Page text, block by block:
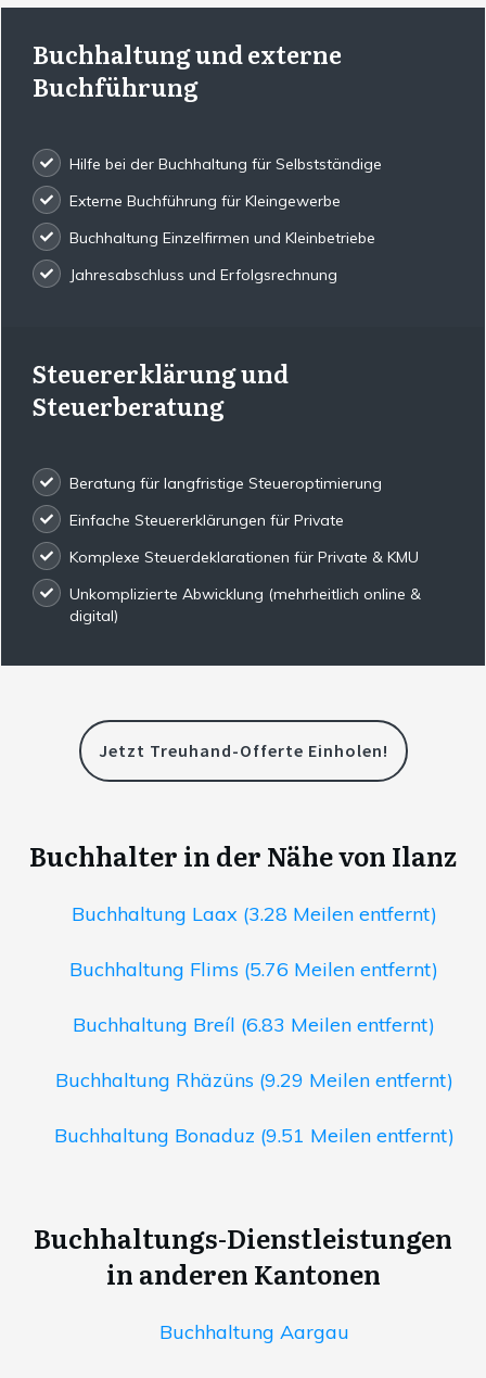
Buchhaltung und externe
Buchführung
Hilfe bei der Buchhaltung für Selbstständige
Externe Buchführung für Kleingewerbe
Buchhaltung Einzelfirmen und Kleinbetriebe
Jahresabschluss und Erfolgsrechnung
Steuererklärung und
Steuerberatung
Beratung für langfristige Steueroptimierung
Einfache Steuererklärungen für Private
Komplexe Steuerdeklarationen für Private & KMU
Unkomplizierte Abwicklung (mehrheitlich online &
digital)
Jetzt Treuhand-Offerte Einholen!
Buchhalter in der Nähe von Ilanz
Buchhaltung Laax (3.28 Meilen entfernt)
Buchhaltung Flims (5.76 Meilen entfernt)
Buchhaltung Breíl (6.83 Meilen entfernt)
Buchhaltung Rhäzüns (9.29 Meilen entfernt)
Buchhaltung Bonaduz (9.51 Meilen entfernt)
Buchhaltungs-Dienstleistungen
in anderen Kantonen
Buchhaltung Aargau